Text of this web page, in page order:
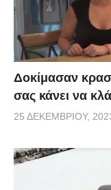
Δοκίμασαν
σας κάνει να
25 ΔΕΚΕΜΒΡΊΟΥ,